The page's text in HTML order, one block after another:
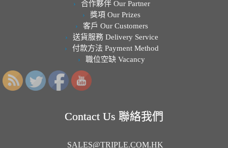
合作夥伴 Our Partner
獎項 Our Prizes
客戶 Our Customers
送貨服務 Delivery Service
付款方法 Payment Method
職位空缺 Vacancy
Contact Us 聯絡我們
SALES@TRIPLE.COM.HK